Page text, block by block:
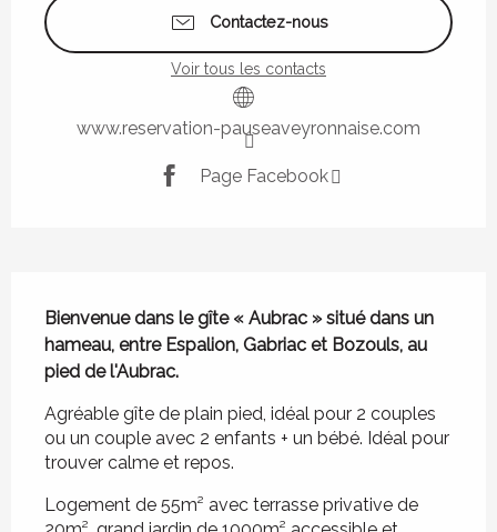
Contactez-nous
Voir tous les contacts
www.reservation-pauseaveyronnaise.com
Page Facebook
Bienvenue dans le gîte « Aubrac » situé dans un
hameau, entre Espalion, Gabriac et Bozouls, au
pied de l'Aubrac.
Agréable gîte de plain pied, idéal pour 2 couples
ou un couple avec 2 enfants + un bébé. Idéal pour
trouver calme et repos.
Logement de 55m² avec terrasse privative de